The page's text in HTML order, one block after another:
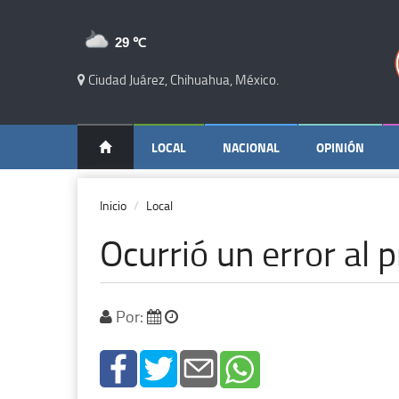
29 ℃
Ciudad Juárez, Chihuahua, México.
LOCAL NACIONAL OPINIÓN
Inicio Local
Ocurrió un error al
Por: